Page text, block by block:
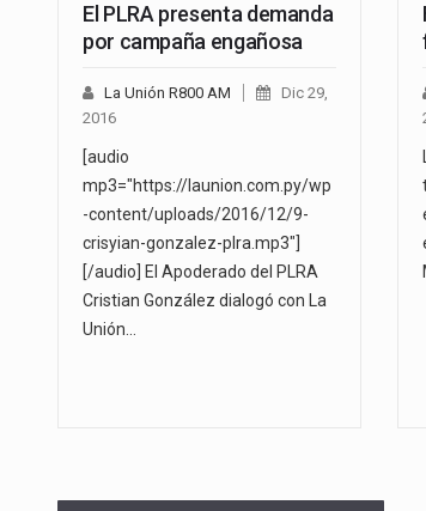
El PLRA presenta demanda
por campaña engañosa
La Unión R800 AM
Dic 29,
2016
[audio
mp3="https://launion.com.py/wp
-content/uploads/2016/12/9-
crisyian-gonzalez-plra.mp3"]
[/audio] El Apoderado del PLRA
Cristian González dialogó con La
Unión…